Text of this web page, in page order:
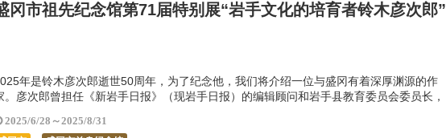
冈市祖先纪念馆第71届特别展“岩手文化的培育者铃木彦次郎”
年是铃木彦次郎逝世50周年，为了纪念他，我们将介绍一位与盛冈有着深厚渊源的作
。彦次郎曾担任《新岩手日报》（现岩手日报）的编辑顾问和岩手县教育委员会委员长，
2025/6/28～2025/8/31